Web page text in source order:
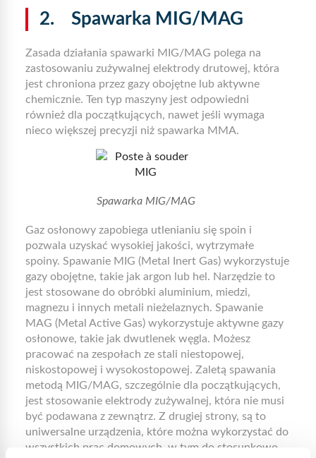
2. Spawarka MIG/MAG
Zasada działania spawarki MIG/MAG polega na
zastosowaniu zużywalnej elektrody drutowej, która
jest chroniona przez gazy obojętne lub aktywne
chemicznie. Ten typ maszyny jest odpowiedni
również dla początkujących, nawet jeśli wymaga
nieco większej precyzji niż spawarka MMA.
Spawarka MIG/MAG
Gaz osłonowy zapobiega utlenianiu się spoin i
pozwala uzyskać wysokiej jakości, wytrzymałe
spoiny. Spawanie MIG (Metal Inert Gas) wykorzystuje
gazy obojętne, takie jak argon lub hel. Narzędzie to
jest stosowane do obróbki aluminium, miedzi,
magnezu i innych metali nieżelaznych. Spawanie
MAG (Metal Active Gas) wykorzystuje aktywne gazy
osłonowe, takie jak dwutlenek węgla. Możesz
pracować na zespołach ze stali niestopowej,
niskostopowej i wysokostopowej. Zaletą spawania
metodą MIG/MAG, szczególnie dla początkujących,
jest stosowanie elektrody zużywalnej, która nie musi
być podawana z zewnątrz. Z drugiej strony, są to
uniwersalne urządzenia, które można wykorzystać do
wszystkich prac domowych, w tym do stosunkowo